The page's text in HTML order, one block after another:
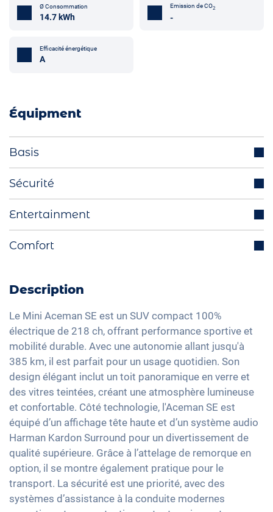
Ø Consommation
14.7 kWh
Emission de CO2
-
Efficacité énergétique
A
Équipment
Basis
Phares à LED
Rétroviseurs extérieurs escamotables
électriquement
Sélection du mode de conduite
Feux arrière à LED
Détecteur de luminosité et de pluie
Rétroviseurs extérieurs jour/nuit automatique
Rétroviseurs extérieurs à réglage électrique
Rétroviseur intérieur jour/nuit automatique
19" jantes en aluminium
Sécurité
Assistant anti franchissement de ligne
Feux directionnels
Head-Up display
Assistant feux de route
Système d'alarme
Avertisseur de franchissement de ligne
Contrôle de pression des pneus
Assistant de freinage d'urgence
Entertainment
Dispositif mains-libres
Système audio haute définition
Commande vocale
Interface USB
Apple Car Play
Android Auto
Ecran tactile
Recharge téléphone sans fil
Full Digital Cockpit
Comfort
Climatisation Bi-Zone
Sièges chauffants avant
Sièges en tissu
Sièges sport
Réglage du siège à mémoire
Vitres surteintées
Lumière d'ambiance
Volant chauffant
Accoudoir central pour les sièges avant
Camera à 360 degrés
Banquette rabbattable
Description
Le Mini Aceman SE est un SUV compact 100%
électrique de 218 ch, offrant performance sportive et
mobilité durable. Avec une autonomie allant jusqu'à
385 km, il est parfait pour un usage quotidien. Son
design élégant inclut un toit panoramique en verre et
des vitres teintées, créant une atmosphère lumineuse
et confortable. Côté technologie, l'Aceman SE est
équipé d’un affichage tête haute et d’un système audio
Harman Kardon Surround pour un divertissement de
qualité supérieure. Grâce à l’attelage de remorque en
option, il se montre également pratique pour le
transport. La sécurité est une priorité, avec des
systèmes d’assistance à la conduite modernes